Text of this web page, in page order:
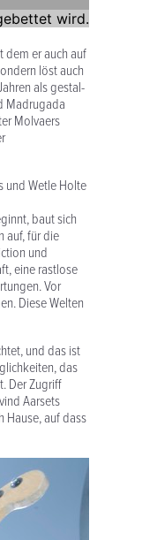
dem er auch auf
löst auch
als gestal­
Madrugada
Molvaers
und Wetle Holte
baut sich
auf, für die
und
eine rastlose
Vor
Diese Welten
und das ist
das
Der Zugriff
Aarsets
Hause, auf dass